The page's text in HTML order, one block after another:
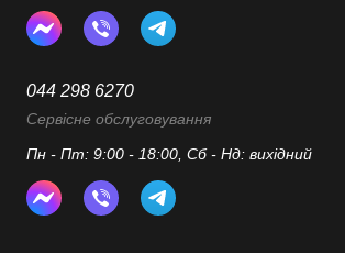
044 298 6270
Сервісне обслуговування
Пн - Пт: 9:00 - 18:00, Сб - Нд: вихідний